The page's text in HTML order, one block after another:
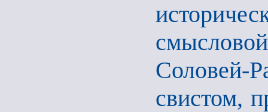
Соловей-
свистом,